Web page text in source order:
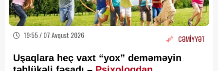
19:55 / 07 Avqust 2026 CƏMİYYƏT
Uşaqlara heç vaxt “yox” deməməyin